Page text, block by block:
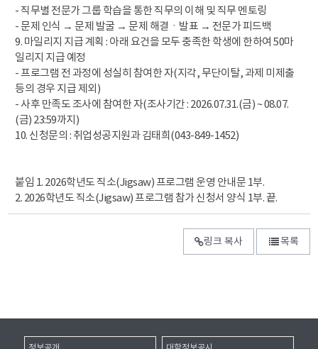
- 직무별 전문가 그룹 학습을 통한 직무의 이해 및 직무 멘토링
- 문제 인식 → 문제 발굴 → 문제 해결ㆍ발표 → 전문가 피드백
9. 마일리지 지급 계획 : 아래 요건을 모두 충족한 학생에 한하여 50마
일리지 지급 예정
- 프로그램 전 과정에 성실히 참여한 자(지각, 무단이탈, 과제 미제출
등의 경우 지급 제외)
- 사후 만족도 조사에 참여한 자(조사기간 : 2026.07.31.(금) ~ 08.07.
(금) 23:59까지)
10. 신청문의 : 취업성공지원과 김태희(043-849-1452)
붙임 1. 2026학년도 직소(Jigsaw) 프로그램 운영 안내문 1부.
2. 2026학년도 직소(Jigsaw) 프로그램 참가 신청서 양식 1부. 끝.
링크 복사 목록